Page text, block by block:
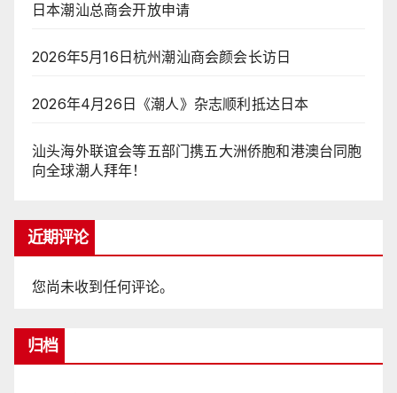
日本潮汕总商会开放申请
2026年5月16日杭州潮汕商会颜会长访日
2026年4月26日《潮人》杂志顺利抵达日本
汕头海外联谊会等五部门携五大洲侨胞和港澳台同胞
向全球潮人拜年！
近期评论
您尚未收到任何评论。
归档